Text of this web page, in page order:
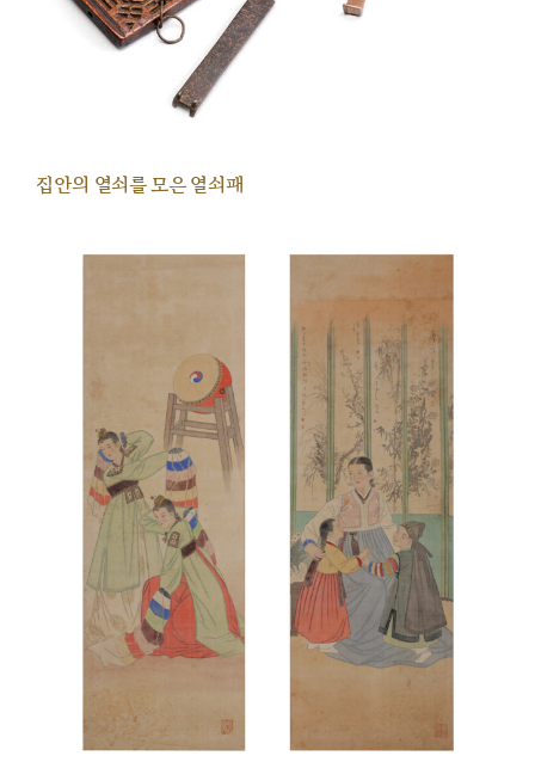
집안의 열쇠를 모은 열쇠패